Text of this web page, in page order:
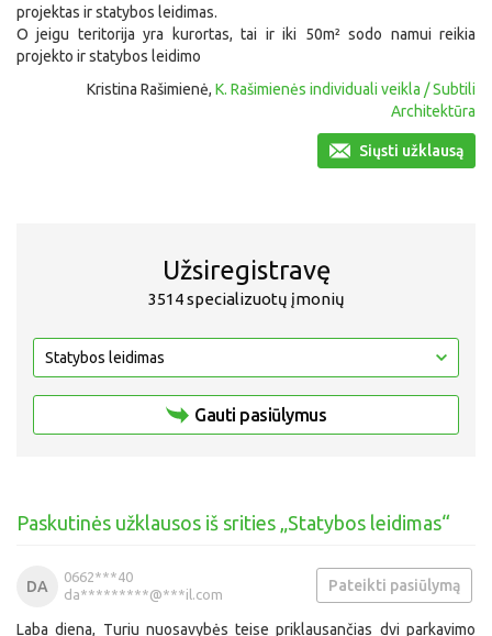
projektas ir statybos leidimas.
O jeigu teritorija yra kurortas, tai ir iki 50m² sodo namui reikia
projekto ir statybos leidimo
Kristina Rašimienė, K. Rašimienės individuali veikla / Subtili
Architektūra
Siųsti užklausą
Užsiregistravę
3514 specializuotų įmonių
Gauti pasiūlymus
Paskutinės užklausos iš srities „Statybos leidimas“
DA
0662***40
da*********@***il.com
Pateikti pasiūlymą
Laba diena, Turiu nuosavybės teise priklausančias dvi parkavimo